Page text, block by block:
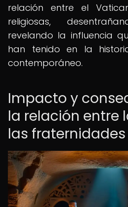
relación entre el
religiosas,
revelando la influencia
han tenido en la
contemporáneo.
Impacto y
la relación entre
las